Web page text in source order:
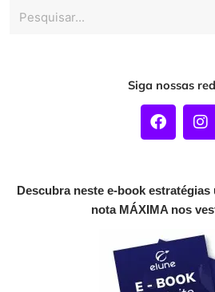
Siga nossas
F
a
c
o
o
I
n
s
g
r
m
Descubra neste e-book
nota MÁXIMA nos